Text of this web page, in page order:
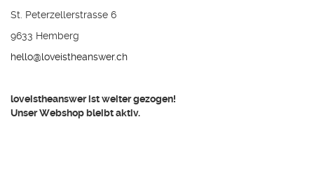
St. Peterzellerstrasse 6
9633 Hemberg
hello@loveistheanswer.ch
loveistheanswer ist weiter gezogen!
Unser Webshop bleibt aktiv.